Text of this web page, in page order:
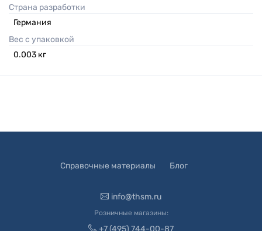
Страна разработки
Германия
Вес с упаковкой
0.003 кг
Справочные материалы Блог
info@thsm.ru
Розничные магазины: